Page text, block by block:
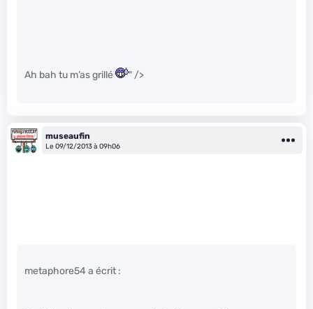
Ah bah tu m’as grillé " />
museaufin
Le 09/12/2013 à 09h06
metaphore54 a écrit :